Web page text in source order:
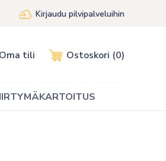
Kirjaudu pilvipalveluihin
Oma tili Ostoskori (0)